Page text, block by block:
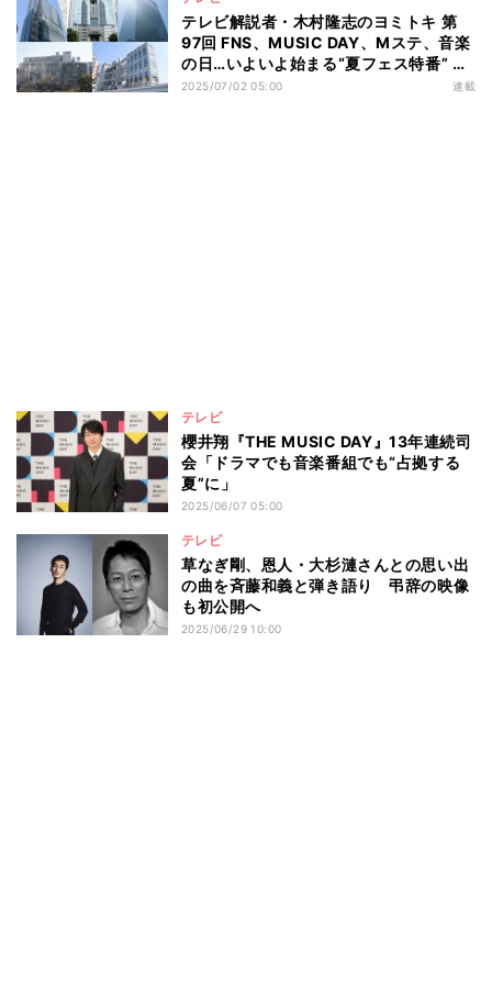
テレビ解説者・木村隆志のヨミトキ 第
97回 FNS、MUSIC DAY、Mステ、音楽
の日…いよいよ始まる“夏フェス特番” 各
局の特色と難しさとは
2025/07/02 05:00 連載
テレビ
櫻井翔『THE MUSIC DAY』13年連続司
会「ドラマでも音楽番組でも“占拠する
夏”に」
2025/06/07 05:00
テレビ
草なぎ剛、恩人・大杉漣さんとの思い出
の曲を斉藤和義と弾き語り 弔辞の映像
も初公開へ
2025/06/29 10:00